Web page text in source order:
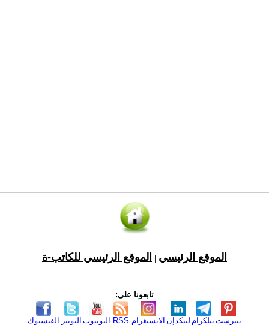
الموقع الرئيسي الموقع الرئيسي للكاتب-ة
تابعونا على:
الفيسبوك التويتر اليوتيوب RSS الانستغرام لينكدإن تيلكرامبنترست